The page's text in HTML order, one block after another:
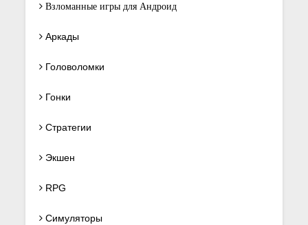
Взломанные игры для Андроид
Аркады
Головоломки
Гонки
Стратегии
Экшен
RPG
Симуляторы